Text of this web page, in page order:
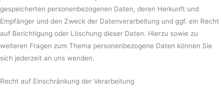
gespeicherten personenbezogenen Daten, deren Herkunft und
Empfänger und den Zweck der Datenverarbeitung und ggf. ein Recht
auf Berichtigung oder Löschung dieser Daten. Hierzu sowie zu
weiteren Fragen zum Thema personenbezogene Daten können Sie
sich jederzeit an uns wenden.
Recht auf Einschränkung der Verarbeitung